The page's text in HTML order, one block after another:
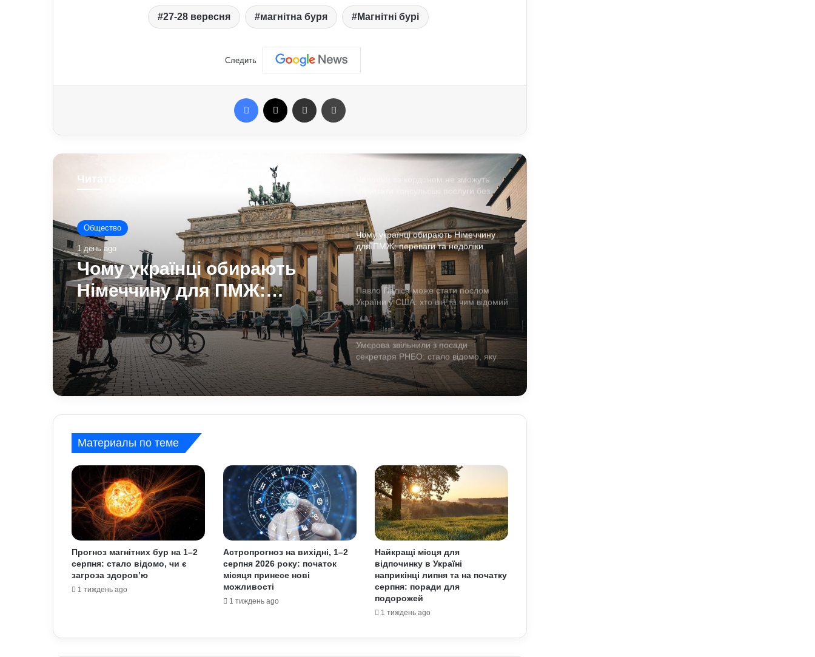
27-28 вересня магнітна буря Магнітні бурі
Следить
Facebook Отправить e-mail
Читать следующую
Политика
1 день ago
Павло Паліса може стати
послом України у США: хто
він та чим відомий
Чому квартири в Україні стають
мішенню злочинців: схеми, про які
Чому українці обирають Німеччину
для ПМЖ: переваги та недоліки
країни
Павло Паліса може стати послом
України у США: хто він та чим відомий
Умєрова звільнили з посади
секретаря РНБО: стало відомо, яку
посаду він отримав
АЗС почали обмежувати продаж
дизелю до 100 літрів: стало відомо,
кого стосується ліміт
витік небезпечної хімічної речовини:
що вже відомо
Як надмірне споживання солоного
впливає на організм: приховані
ризики для здоров’я
Чому квартири в Україні стають
мішенню злочинців: схеми, про які
варто знати
Материалы по теме
Прогноз магнітних бур на 1–2
серпня: стало відомо, чи є
загроза здоров’ю
1 тиждень ago
Астропрогноз на вихідні, 1–2
серпня 2026 року: початок
місяця принесе нові
можливості
1 тиждень ago
Найкращі місця для
відпочинку в Україні
наприкінці липня та на початку
серпня: поради для
подорожей
1 тиждень ago